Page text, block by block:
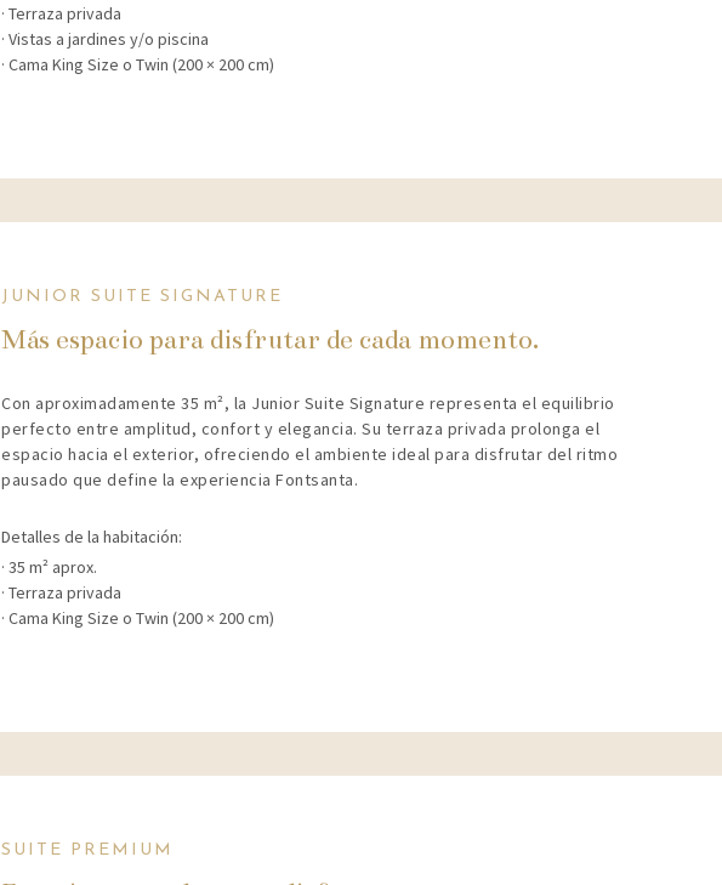
Terraza privada
Vistas a jardines y/o piscina
Cama King Size o Twin (200 × 200 cm)
JUNIOR SUITE SIGNATURE
Más espacio para disfrutar de cada momento.
Con aproximadamente 35 m², la Junior Suite Signature representa el equilibrio
perfecto entre amplitud, confort y elegancia. Su terraza privada prolonga el
espacio hacia el exterior, ofreciendo el ambiente ideal para disfrutar del ritmo
pausado que define la experiencia Fontsanta.
Detalles de la habitación:
35 m² aprox.
Terraza privada
Cama King Size o Twin (200 × 200 cm)
SUITE PREMIUM